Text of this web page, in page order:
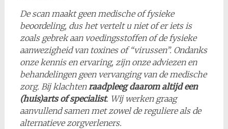
De scan maakt geen medische of fysieke
beoordeling, dus het vertelt u niet of er iets is
zoals gebrek aan voedingsstoffen of de fysieke
aanwezigheid van toxines of “virussen”. Ondanks
onze kennis en ervaring, zijn onze adviezen en
behandelingen geen vervanging van de medische
zorg. Bij klachtenraadpleeg daarom altijd een
(huis)arts of specialist. Wij werken graag
aanvullend samen met zowel de reguliere als de
alternatieve zorgverleners.